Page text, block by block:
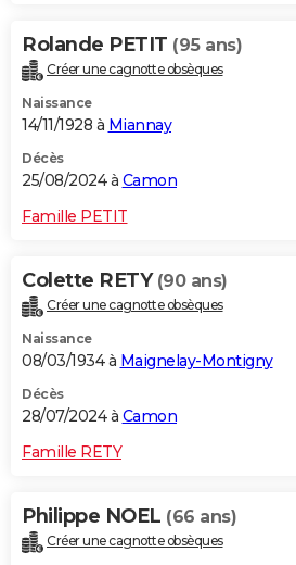
Rolande PETIT (95 ans)
Créer une cagnotte obsèques
Naissance
14/11/1928 à Miannay
Décès
25/08/2024 à Camon
Famille PETIT
Colette RETY (90 ans)
Créer une cagnotte obsèques
Naissance
08/03/1934 à Maignelay-Montigny
Décès
28/07/2024 à Camon
Famille RETY
Philippe NOEL (66 ans)
Créer une cagnotte obsèques